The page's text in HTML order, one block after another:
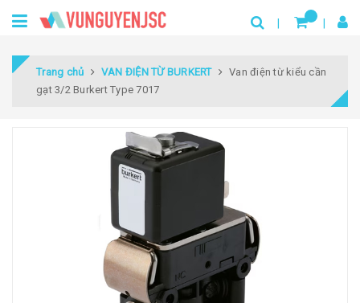
Trang chủ VAN ĐIỆN TỪ BURKERT
Van điện từ kiểu cần
gạt 3/2 Burkert Type 7017